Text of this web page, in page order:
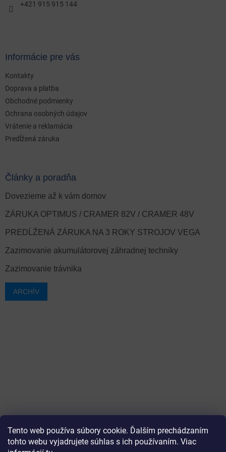
Tento web používa súbory cookie. Ďalším prechádzaním
tohto webu vyjadrujete súhlas s ich používaním. Viac
+421 915 915 144
Informácie pre vás
Kontakty
Doprava a platba
Obchodné podmienky
Ochrana osobných údajov
Vrátenie a reklamácia
Predĺžená záruka
Články a poradňa
Dovezieme až k vám domov
ZÁRUKA OPTIMUS / CRAMER 82V / CRAMER 48V
PREDĹŽENÁ ZÁRUKA NA 3 ROKY STROJOV VEGA
Zazimovanie akumulátorovej záhradnej techniky
Zazimovanie trávnika
ARCHÍV